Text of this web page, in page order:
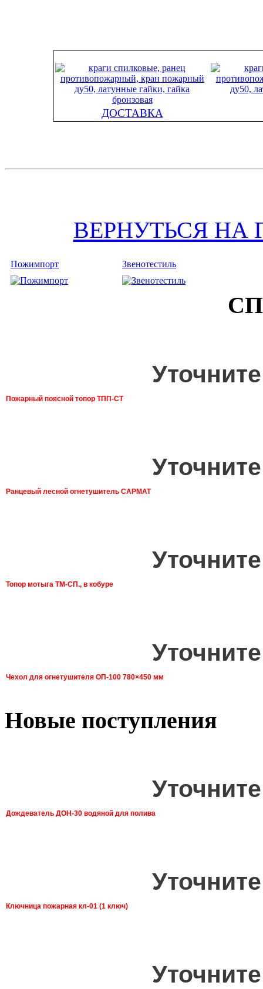
ДОСТАВКА
ВЕРНУТЬСЯ НА
Пожимпорт Звенотестиль
Пожарный поясной топор ТПП-СТ
Ранцевый лесной огнетушитель САРМАТ
Топор мотыга ТМ-СП., в кобуре
Чехол для огнетушителя ОП-100 780×450 мм
Новые поступления
Дождеватель ДОН-30 водяной для полива
Ключница пожарная кл-01 (1 ключ)